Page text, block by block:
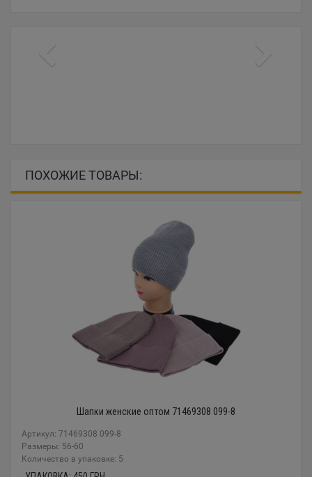
ПОХОЖИЕ ТОВАРЫ:
Шапки женские оптом 71469308 099-8
Артикул: 71469308 099-8
Размеры: 56-60
Количество в упаковке: 5